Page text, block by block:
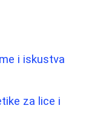
i iskustva
za lice i